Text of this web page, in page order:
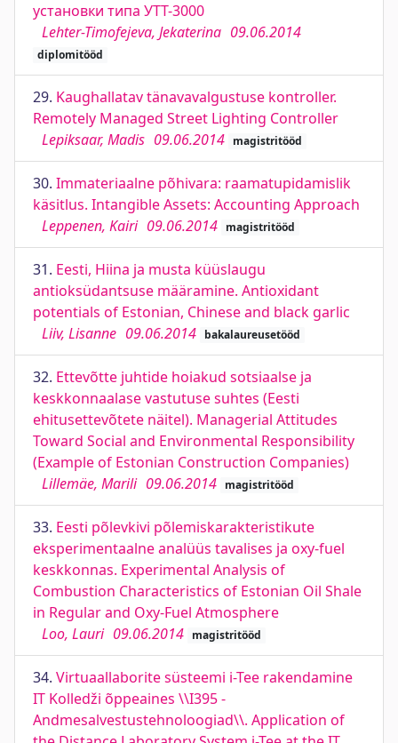
установки типа УТТ-3000
Lehter-Timofejeva, Jekaterina 09.06.2014
diplomitööd
29. Kaughallatav tänavavalgustuse kontroller.
Remotely Managed Street Lighting Controller
Lepiksaar, Madis 09.06.2014 magistritööd
30. Immateriaalne põhivara: raamatupidamislik
käsitlus. Intangible Assets: Accounting Approach
Leppenen, Kairi 09.06.2014 magistritööd
31. Eesti, Hiina ja musta küüslaugu
antioksüdantsuse määramine. Antioxidant
potentials of Estonian, Chinese and black garlic
Liiv, Lisanne 09.06.2014 bakalaureusetööd
32. Ettevõtte juhtide hoiakud sotsiaalse ja
keskkonnaalase vastutuse suhtes (Eesti
ehitusettevõtete näitel). Managerial Attitudes
Toward Social and Environmental Responsibility
(Example of Estonian Construction Companies)
Lillemäe, Marili 09.06.2014 magistritööd
33. Eesti põlevkivi põlemiskarakteristikute
eksperimentaalne analüüs tavalises ja oxy-fuel
keskkonnas. Experimental Analysis of
Combustion Characteristics of Estonian Oil Shale
in Regular and Oxy-Fuel Atmosphere
Loo, Lauri 09.06.2014 magistritööd
34. Virtuaallaborite süsteemi i-Tee rakendamine
IT Kolledži õppeaines \\I395 -
Andmesalvestustehnoloogiad\\. Application of